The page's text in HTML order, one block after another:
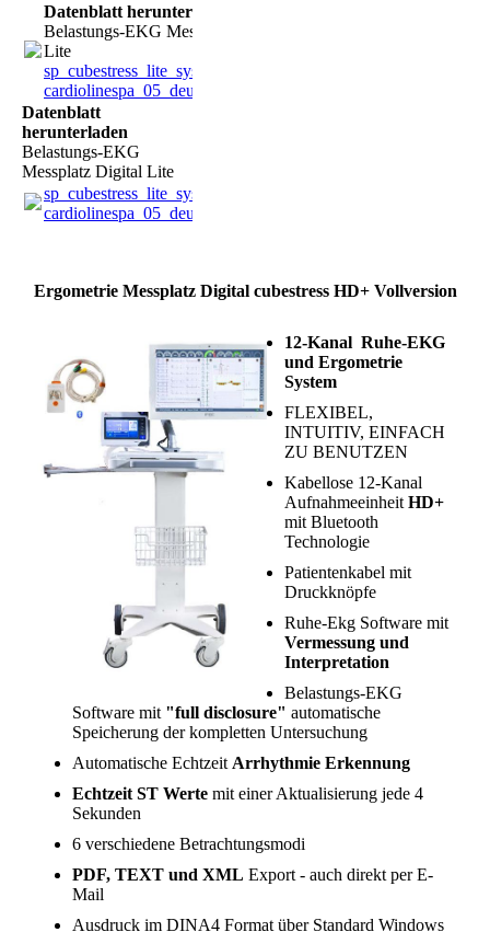
Datenblatt herunterladen
Belastungs-EKG Messplatz Digital
Lite
sp_cubestress_lite_system
cardiolinespa_05_deu1.pdf
Datenblatt
herunterladen
Belastungs-EKG
Messplatz Digital Lite
sp_cubestress_lite_system
cardiolinespa_05_deu1.pdf
Ergometrie Messplatz Digital cubestress HD+ Vollversion
12-Kanal Ruhe-EKG
und Ergometrie
System
FLEXIBEL,
INTUITIV, EINFACH
ZU BENUTZEN
Kabellose 12-Kanal
AufnahmeeinheitHD+
mit Bluetooth
Technologie
Patientenkabel mit
Druckknöpfe
Ruhe-Ekg Software mit
Vermessung und
Interpretation
Belastungs-EKG
Software mit "full disclosure" automatische
Speicherung der kompletten Untersuchung
Automatische Echtzeit Arrhythmie Erkennung
Echtzeit ST Werte mit einer Aktualisierung jede 4
Sekunden
6 verschiedene Betrachtungsmodi
PDF, TEXT und XML Export - auch direkt per E-
Mail
Ausdruck im DINA4 Format über Standard Windows